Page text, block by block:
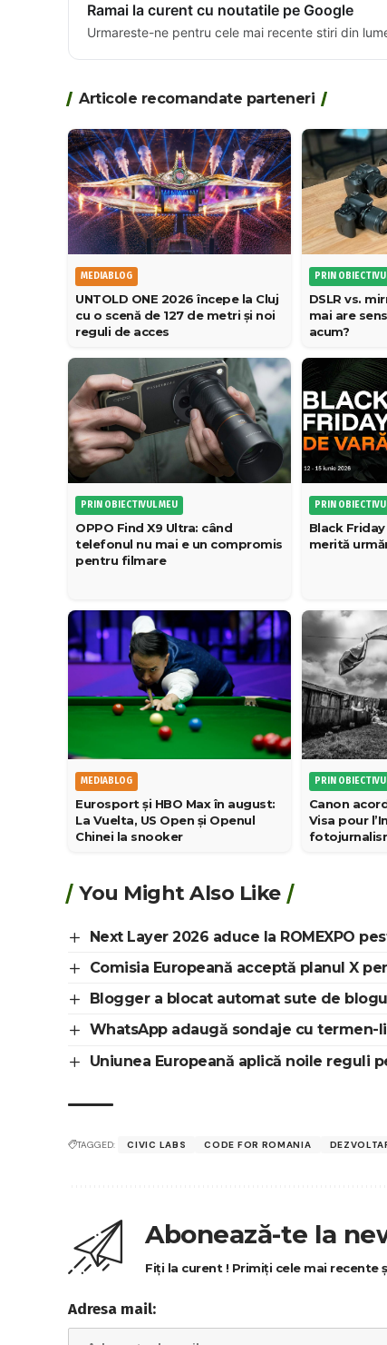
Ramai la curent cu noutatile pe Google
Urmareste-ne pentru cele mai recente stiri din
Articole recomandate parteneri
MEDIABLOG
UNTOLD ONE 2026 începe la Cluj
cu o scenă de 127 de metri și noi
reguli de acces
PRIN
DSLR vs.
mai are
acum?
PRIN OBIECTIVUL MEU
OPPO Find X9 Ultra: când
telefonul nu mai e un compromis
pentru filmare
PRIN
Black
merită
MEDIABLOG
Eurosport și HBO Max în august:
La Vuelta, US Open și Openul
Chinei la snooker
PRIN
Canon
Visa pour
You Might Also Like
Next Layer 2026 aduce la ROMEXPO
Comisia Europeană acceptă planul X
Blogger a blocat automat sute de
WhatsApp adaugă sondaje cu
Uniunea Europeană aplică noile reguli
TAGGED: CIVIC LABS CODE FOR ROMANIA
Abonează-te la
Fiți la curent ! Primiți cele mai
Adresa mail: